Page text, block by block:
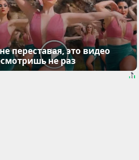
переставая, это видео
не раз